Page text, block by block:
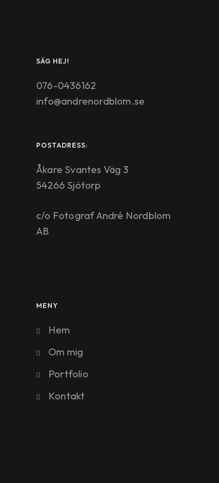
SÄG HEJ!
076-0436162
info@andrenordblom.se
POSTADRESS:
Åkare Svantes Väg 3
54266 Sjötorp
c/o Fotograf André Nordblom
AB
MENY
Hem
Om mig
Portfolio
Kontakt